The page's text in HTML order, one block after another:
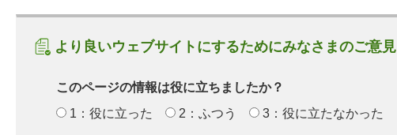
より良いウェブサイトにするためにみなさまのご意
このページの情報は役に立ちましたか？
1：役に立った
2：ふつう 3：役に立たなかった